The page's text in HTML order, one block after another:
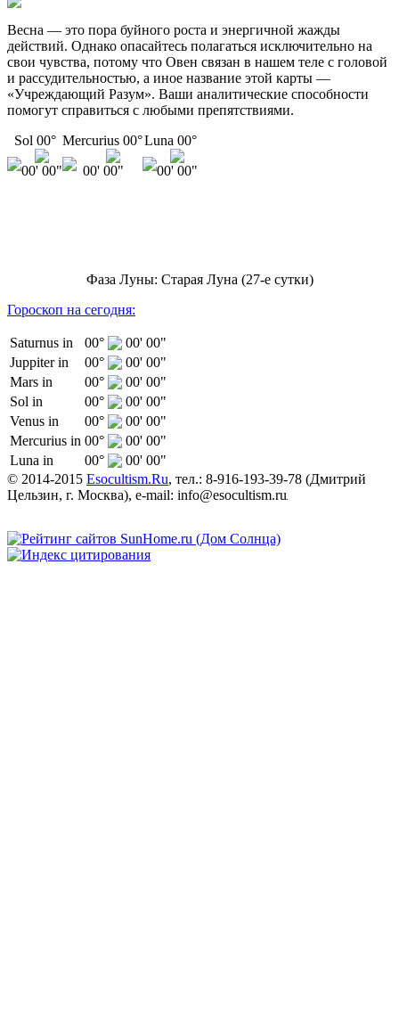
Весна — это пора буйного роста и энергичной жажды
действий. Однако опасайтесь полагаться исключительно на
свои чувства, потому что Овен связан в нашем теле с головой
и рассудительностью, а иное название этой карты —
«Учреждающий Разум». Ваши аналитические способности
помогут справиться с любыми препятствиями.
Sol 00°
00' 00"
Mercurius 00°
00' 00"
Luna 00°
00' 00"
Фаза Луны: Старая Луна (27-е сутки)
Гороскоп на сегодня:
Saturnus in 00°
00' 00"
Juppiter in
00°
00' 00"
Mars in
00°
00' 00"
Sol in
00°
00' 00"
Venus in
00°
00' 00"
Mercurius in 00°
00' 00"
Luna in
00°
00' 00"
© 2014-2015 Esocultism.Ru, тел.: 8-916-193-39-78 (Дмитрий
Цельзин, г. Москва), e-mail: info@esocultism.ru